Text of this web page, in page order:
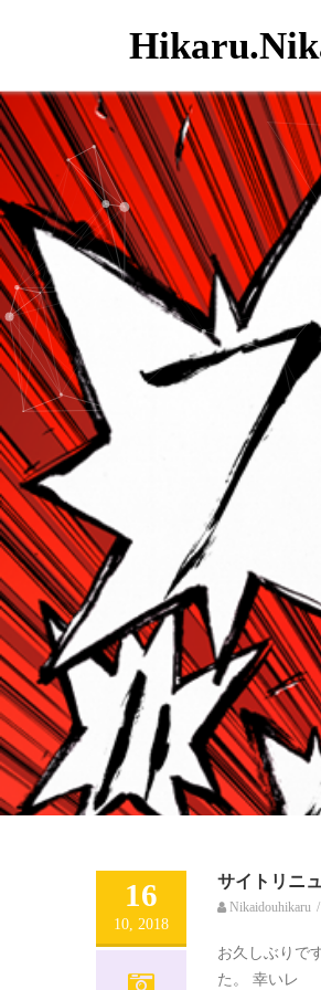
16
10, 2018
サイトリニ
Nikaidouhikaru /
お久しぶりで
た。 幸いレ